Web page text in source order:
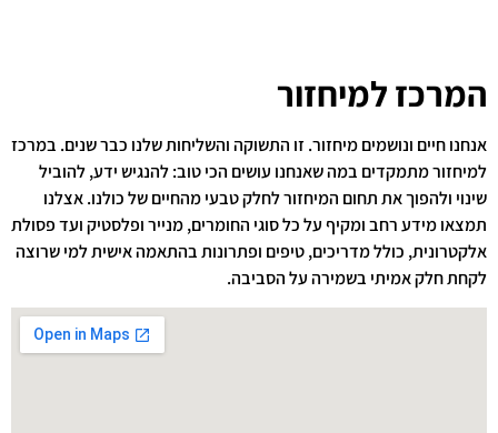
המרכז למיחזור
אנחנו חיים ונושמים מיחזור. זו התשוקה והשליחות שלנו כבר שנים. במרכז
למיחזור מתמקדים במה שאנחנו עושים הכי טוב: להנגיש ידע, להוביל
שינוי ולהפוך את תחום המיחזור לחלק טבעי מהחיים של כולנו. אצלנו
תמצאו מידע רחב ומקיף על כל סוגי החומרים, מנייר ופלסטיק ועד פסולת
אלקטרונית, כולל מדריכים, טיפים ופתרונות בהתאמה אישית למי שרוצה
לקחת חלק אמיתי בשמירה על הסביבה.